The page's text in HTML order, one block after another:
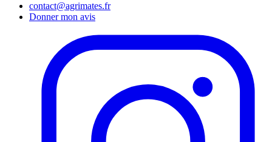
contact@agrimates.fr
Donner mon avis